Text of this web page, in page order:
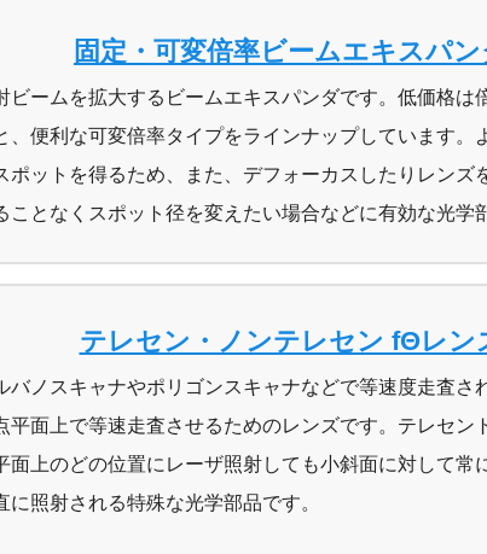
固定・可変倍率ビームエキスパ
ビームを拡大するビームエキスパンダです。低価格は
、便利な可変倍率タイプをラインナップしています。
ポットを得るため、また、デフォーカスしたりレンズ
ことなくスポット径を変えたい場合などに有効な光学
テレセン・ノンテレセン fΘレン
バノスキャナやポリゴンスキャナなどで等速度走査さ
平面上で等速走査させるためのレンズです。テレセン
面上のどの位置にレーザ照射しても小斜面に対して常
に照射される特殊な光学部品です。